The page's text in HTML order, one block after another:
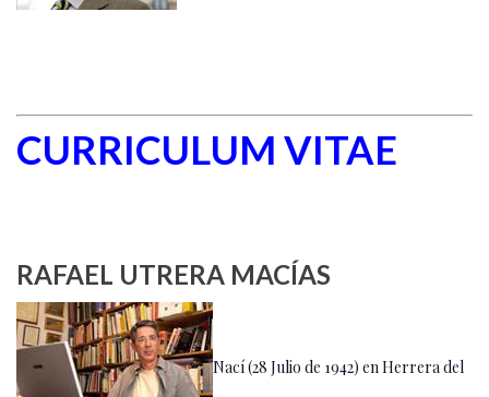
CURRICULUM VITAE
RAFAEL UTRERA MACÍAS
Nací (28 Julio de 1942) en Herrera del